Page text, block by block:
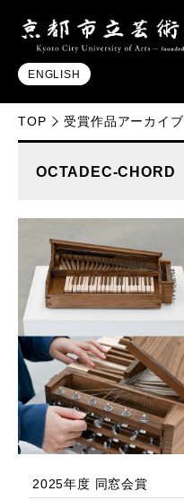
ENGLISH
TOP 受賞作品アーカイブ
OCTADEC-CHORD
2025年度 同窓会賞